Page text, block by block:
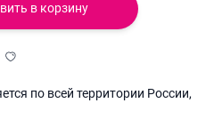
в корзину
по всей территории России,